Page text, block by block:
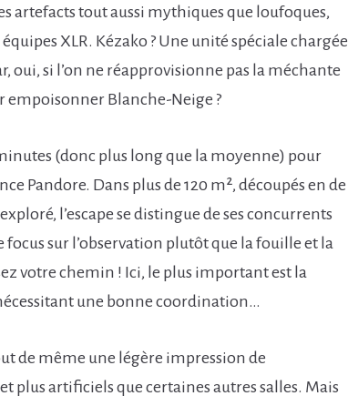
artefacts tout aussi mythiques que loufoques,
XLR. Kézako ? Une unité spéciale chargée
oui, si l’on ne réapprovisionne pas la méchante
Blanche-Neige ?
(donc plus long que la moyenne) pour
Pandore. Dans plus de 120 m², découpés en de
l’escape se distingue de ses concurrents
sur l’observation plutôt que la fouille et la
votre chemin ! Ici, le plus important est la
une bonne coordination…
de même une légère impression de
plus artificiels que certaines autres salles. Mais